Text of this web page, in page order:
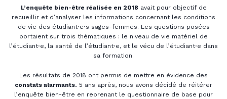
L’enquête bien-être réalisée en 2018 avait pour objectif de
recueillir et d’analyser les informations concernant les conditions
de vie des étudiant⋅e⋅s sages-femmes. Les questions posées
portaient sur trois thématiques : le niveau de vie matériel de
l’étudiant⋅e, la santé de l’étudiant⋅e, et le vécu de l’étudiant⋅e dans
sa formation.
Les résultats de 2018 ont permis de mettre en évidence des
constats alarmants. 5 ans après, nous avons décidé de réitérer
l’enquête bien-être en reprenant le questionnaire de base pour